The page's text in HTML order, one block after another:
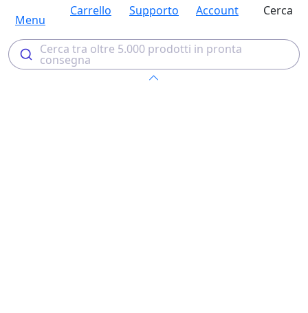
Menu
Carrello Supporto Account Cerca
Cerca tra oltre 5.000 prodotti in pronta
consegna